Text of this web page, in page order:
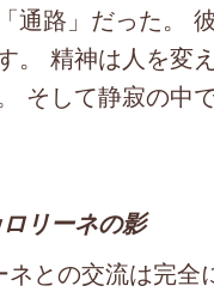
通路」だった。
。 精神は人を変
そして静寂の中
リーネの影
との交流は完全